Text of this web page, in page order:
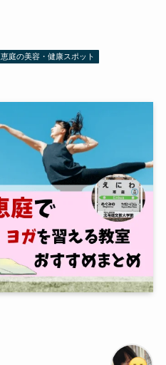
恵庭の美容・健康スポット